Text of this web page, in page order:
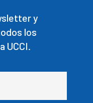
y
los
UCCI.